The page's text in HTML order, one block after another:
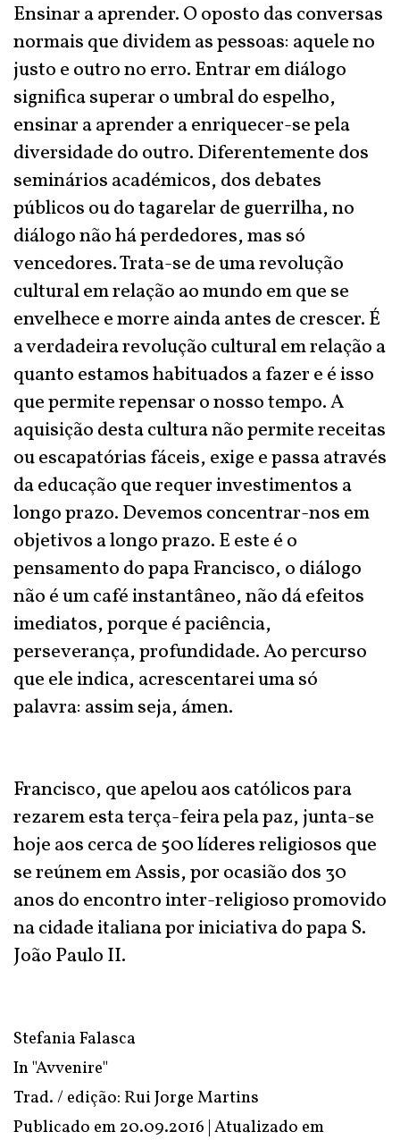
Ensinar a aprender. O oposto das conversas
normais que dividem as pessoas: aquele no
justo e outro no erro. Entrar em diálogo
significa superar o umbral do espelho,
ensinar a aprender a enriquecer-se pela
diversidade do outro. Diferentemente dos
seminários académicos, dos debates
públicos ou do tagarelar de guerrilha, no
diálogo não há perdedores, mas só
vencedores. Trata-se de uma revolução
cultural em relação ao mundo em que se
envelhece e morre ainda antes de crescer. É
a verdadeira revolução cultural em relação a
quanto estamos habituados a fazer e é isso
que permite repensar o nosso tempo. A
aquisição desta cultura não permite receitas
ou escapatórias fáceis, exige e passa através
da educação que requer investimentos a
longo prazo. Devemos concentrar-nos em
objetivos a longo prazo. E este é o
pensamento do papa Francisco, o diálogo
não é um café instantâneo, não dá efeitos
imediatos, porque é paciência,
perseverança, profundidade. Ao percurso
que ele indica, acrescentarei uma só
palavra: assim seja, ámen.
Francisco, que apelou aos católicos para
rezarem esta terça-feira pela paz, junta-se
hoje aos cerca de 500 líderes religiosos que
se reúnem em Assis, por ocasião dos 30
anos do encontro inter-religioso promovido
na cidade italiana por iniciativa do papa S.
João Paulo II.
Stefania Falasca
In"Avvenire"
Trad. / edição: Rui Jorge Martins
Publicado em 20.09.2016 | Atualizado em